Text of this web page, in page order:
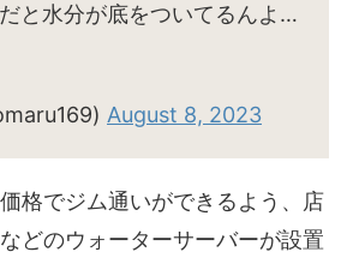
と水分が底をついてるんよ…
August 8, 2023
格でジム通いができるよう、店
どのウォーターサーバーが設置